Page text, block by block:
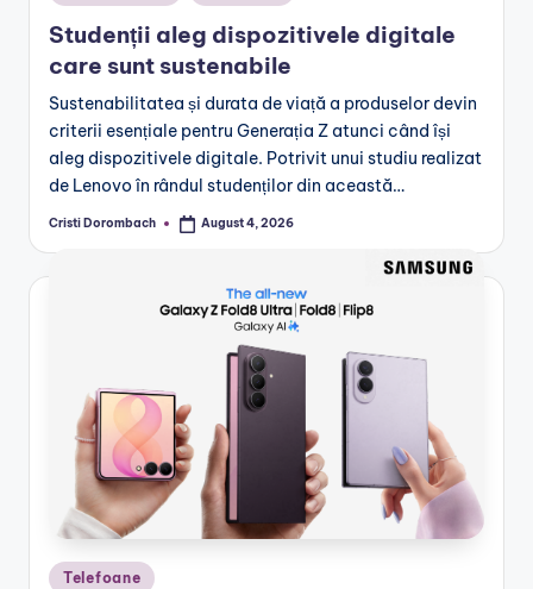
in
Studenții aleg dispozitivele digitale
care sunt sustenabile
Sustenabilitatea și durata de viață a produselor devin
criterii esențiale pentru Generația Z atunci când își
aleg dispozitivele digitale. Potrivit unui studiu realizat
de Lenovo în rândul studenților din această…
Posted
Cristi Dorombach August 4, 2026
Posted
Telefoane